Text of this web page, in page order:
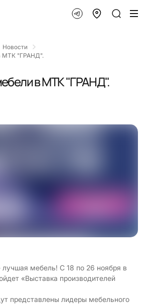
Новости
МТК "ГРАНД".
в МТК "ГРАНД".
мебель! С 18 по 26 ноября в
«Выставка производителей
представлены лидеры мебельного